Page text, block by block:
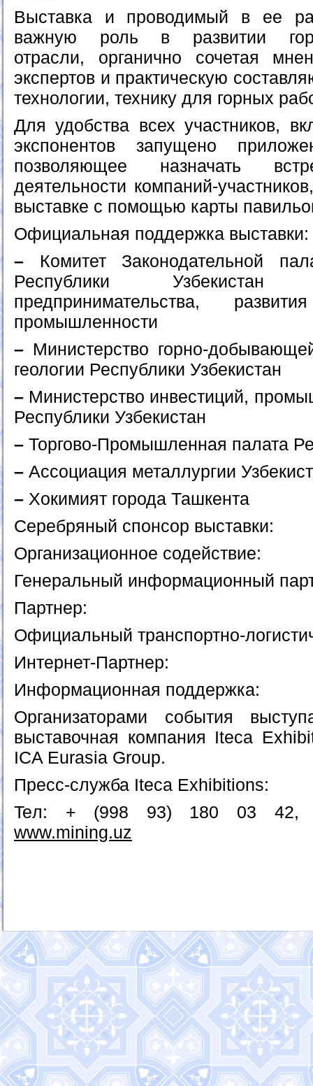
Выставка и проводимый в ее
важную роль в развитии
отрасли, органично сочетая
экспертов и практическую
технологии, технику для горных
Для удобства всех участников,
экспонентов запущено
позволяющее назначать
деятельности компаний-
выставке с помощью карты
Официальная поддержка выставки:
– Комитет Законодательной
Республики
предпринимательства,
промышленности
– Министерство горно-
геологии Республики Узбекистан
– Министерство инвестиций,
Республики Узбекистан
– Торгово-Промышленная палата
– Ассоциация металлургии
– Хокимият города Ташкента
Серебряный спонсор выставки:
Организационное содействие:
Генеральный информационный
Партнер:
Официальный транспортно-
Интернет-Партнер:
Информационная поддержка:
Организаторами события
выставочная компания Iteca
ICA Eurasia Group.
Пресс-служба Iteca Exhibitions:
Teл: + (998 93) 180 03 42,
www.mining.uz